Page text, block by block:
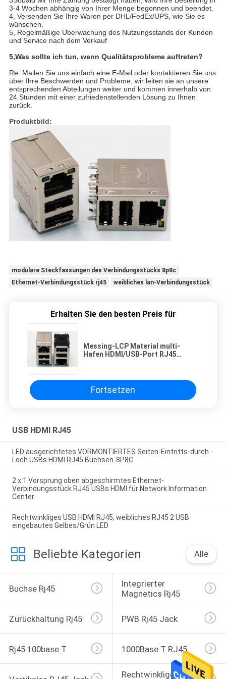
3-4 Wochen abhängig von Ihrer Menge begonnen und beendet.
4, Versenden Sie Ihre Waren per DHL/FedEx/UPS, wie Sie es
wünschen.
5, Regelmäßige Überwachung des Nutzungsstands der Kunden
und Service nach dem Verkauf
5,Was sollte ich tun, wenn Qualitätsprobleme auftreten?
Re: Mailen Sie uns einfach eine E-Mail oder kontaktieren Sie uns
über Ihre Beschwerden und Probleme, wir leiten sie an unsere
entsprechenden Abteilungen weiter und kommen innerhalb von
24 Stunden mit einer zufriedenstellenden Lösung zu Ihnen
zurück.
Produktbild:
modulare Steckfassungen des Verbindungsstücks 8p8c
Ethernet-Verbindungsstück rj45
weibliches lan-Verbindungsstück
Erhalten Sie den besten Preis für
Messing-LCP Material multi-
Hafen HDMI/USB-Port RJ45
Fortsetzen
USB HDMI RJ45
LED ausgerichtetes VORMONTIERTES Seiten-Eintritts-durch -
Loch USBs HDMI RJ45 Buchsen-8P8C
2 x 1 Vorsprung oben abgeschirmtes Ethernet-
Verbindungsstück RJ45 USBs HDMI für Network Information
Center
Rechtwinkliges USB HDMI RJ45, weibliches RJ45 2 USB
eingebautes Gelbes/Grün LED
Beliebte Kategorien Alle
Buchse Rj45
Integrierter
Magnetics Rj45
Zurückhaltung Rj45 PWB Rj45 Jack
Rj45 100base T 1000Base T RJ45
Rechtwinkliges